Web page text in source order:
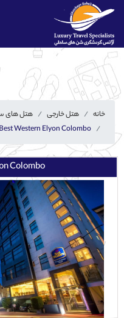
خانه هتل خارجی هتل های
Best Western Elyon Colombo
Colombo